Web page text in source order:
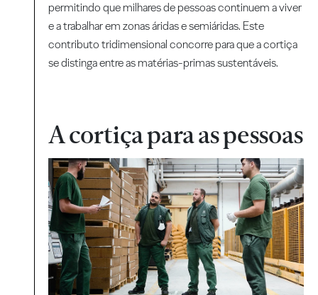
permitindo que milhares de pessoas continuem a viver
e a trabalhar em zonas áridas e semiáridas. Este
contributo tridimensional concorre para que a cortiça
se distinga entre as matérias-primas sustentáveis.
A cortiça para as pessoas